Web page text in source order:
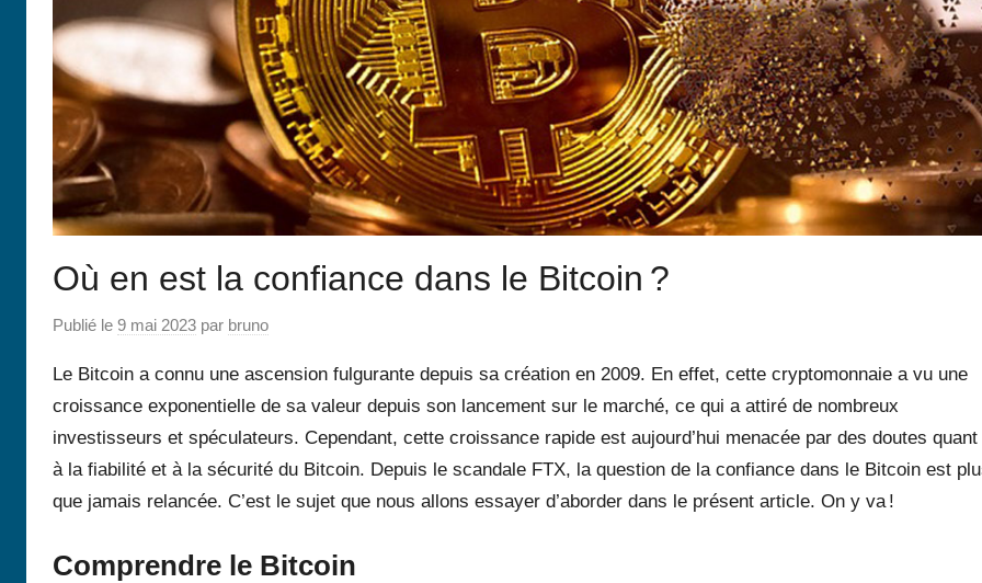
Où en est la confiance dans le Bitcoin ?
Publié le 9 mai 2023 par bruno
Le Bitcoin a connu une ascension fulgurante depuis sa création en 2009. En effet, cette cryptomonnaie a vu une
croissance exponentielle de sa valeur depuis son lancement sur le marché, ce qui a attiré de nombreux
investisseurs et spéculateurs. Cependant, cette croissance rapide est aujourd’hui menacée par des doutes quant
à la fiabilité et à la sécurité du Bitcoin. Depuis le scandale FTX, la question de la confiance dans le Bitcoin est
que jamais relancée. C’est le sujet que nous allons essayer d’aborder dans le présent article. On y va !
Comprendre le Bitcoin